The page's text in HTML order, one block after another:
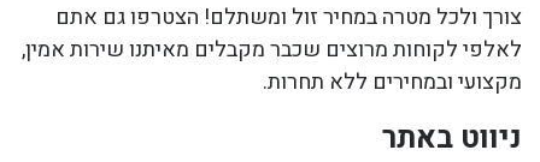
צורך ולכל מטרה במחיר זול ומשתלם! הצטרפו גם אתם
לאלפי לקוחות מרוצים שכבר מקבלים מאיתנו שירות אמין,
מקצועי ובמחירים ללא תחרות.
ניווט באתר